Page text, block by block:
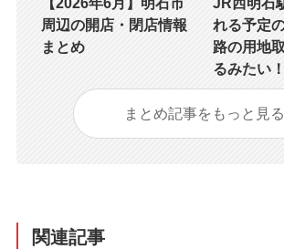
周辺の開店・閉店情報
まとめ
れる予定
路の用地
るみたい！
まとめ記事をもっと見る
関連記事